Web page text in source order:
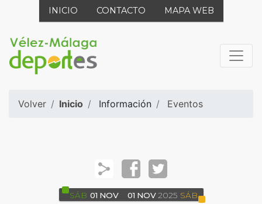
INICIO CONTACTO MAPA WEB
Volver Inicio Información Eventos
SÁB 01 NOV 01 NOV 2025 SÁB